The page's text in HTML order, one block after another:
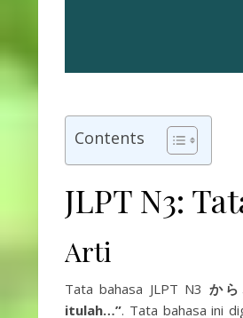
Contents
JLPT N3:
Arti
Tata bahasa JLPT N3 か
itulah…”. Tata bahasa ini